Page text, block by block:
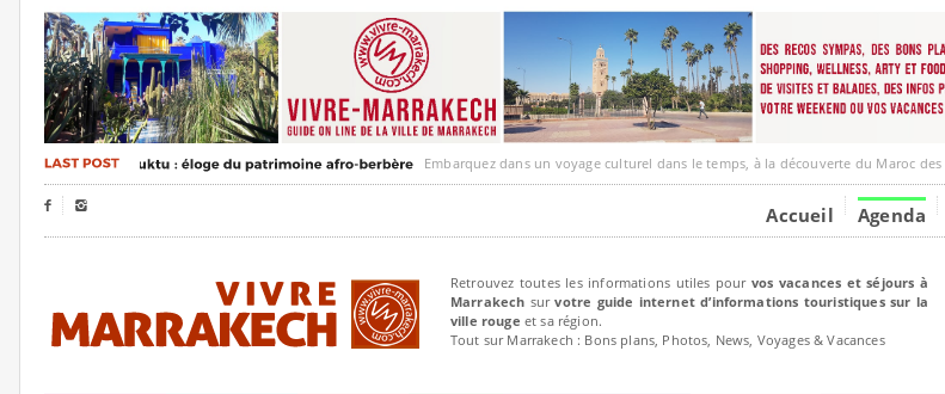
Embarquez dans un voyage culturel dans le temps, à la découverte du Maroc des routes
  Accueil Agenda
Retrouvez toutes les informations utiles pour vos vacances et séjours à
Marrakech survotre guide internet d’informations touristiques sur la
ville rouge et sa région.
Tout sur Marrakech : Bons plans, Photos, News, Voyages & Vacances